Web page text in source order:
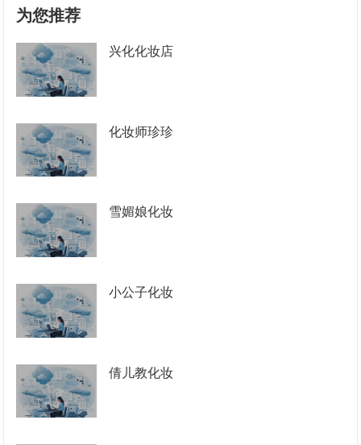
为您推荐
兴化化妆店
化妆师珍珍
雪媚娘化妆
小公子化妆
倩儿教化妆